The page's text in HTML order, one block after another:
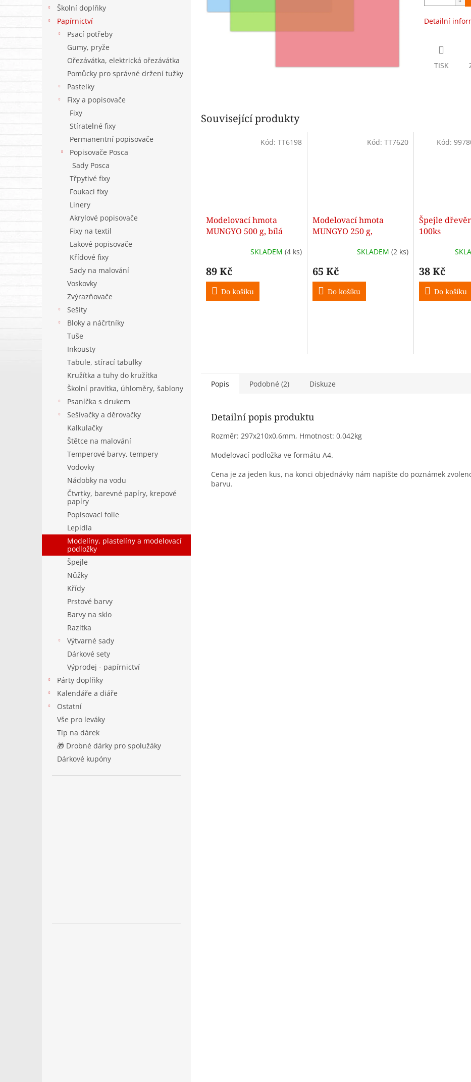
Školní doplňky
Papírnictví
Psací potřeby
Gumy, pryže
Ořezávátka, elektrická ořezávátka
Pomůcky pro správné držení tužky
Pastelky
Fixy a popisovače
Fixy
Stíratelné fixy
Permanentní popisovače
Popisovače Posca
Sady Posca
Třpytivé fixy
Foukací fixy
Linery
Akrylové popisovače
Fixy na textil
Lakové popisovače
Křídové fixy
Sady na malování
Voskovky
Zvýrazňovače
Sešity
Bloky a náčrtníky
Tuše
Inkousty
Tabule, stírací tabulky
Kružítka a tuhy do kružítka
Školní pravítka, úhloměry, šablony
Psaníčka s drukem
Sešívačky a děrovačky
Kalkulačky
Štětce na malování
Temperové barvy, tempery
Vodovky
Nádobky na vodu
Čtvrtky, barevné papíry, krepové
papíry
Popisovací folie
Lepidla
Modelíny, plastelíny a modelovací
podložky
Špejle
Nůžky
Křídy
Prstové barvy
Barvy na sklo
Razítka
Výtvarné sady
Dárkové sety
Výprodej - papírnictví
Párty doplňky
Kalendáře a diáře
Ostatní
Vše pro leváky
Tip na dárek
🎁 Drobné dárky pro spolužáky
Dárkové kupóny
Detailní
TISK
Související produkty
Modelovací hmota
MUNGYO 500 g, bílá
SKLADEM (4 ks)
89 Kč
Do košíku
Kód: TT6198
Modelovací hmota
MUNGYO 250 g,
SKLADEM (2 ks)
65 Kč
Do košíku
Kód: TT7620
Špejle
100ks
38 Kč
Do košíku
Kód:
Popis Podobné (2) Diskuze
Detailní popis produktu
Rozměr: 297x210x0,6mm, Hmotnost: 0,042kg
Modelovací podložka ve formátu A4.
Cena je za jeden kus, na konci objednávky nám napište do poznámek
barvu.